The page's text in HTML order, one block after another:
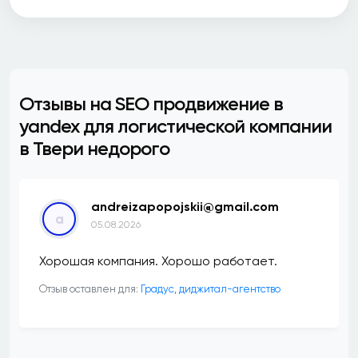
Отзывы на SEO продвижение в
yandex для логистической компании
в Твери недорого
a
andreizapopojskii@gmail.com
05.08.2026
Хорошая компания. Хорошо работает.
Отзыв оставлен для: ​Градус, диджитал-агентство